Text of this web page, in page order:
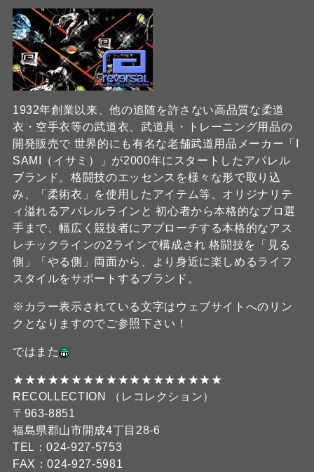
1932年創業以来、他の追随を許さない高品質な柔道
衣・空手衣等の武道衣、武道具・トレーニング用品の
開発販売で 世界的にも有名な老舗武道用品メーカー「I
SAMI（イサミ）」が2000年にスタートしたアパレル
ブランド。格闘技のエッセンスを様々な形で取り込
み、「柔術衣」を使用したアイテム等、オリジナリテ
ィ溢れるアパレルラインと 初心者から本格的なプロ選
手まで、幅広く競技者にアプローチする本格的なアス
レチックラインの2ラインで構成され 格闘技を「見る
側」「やる側」両面から、より身近に楽しめるライフ
スタイルをサポートするブランド。
※カラー表示されている文字はウェブサイトへのリン
クとなりますのでご参照下さい！
ではまた
★★★★★★★★★★★★★★★★★★
RECOLLECTION （レコレクション）
〒963-8851
福島県郡山市開成4丁目28-6
TEL：024-927-5753
FAX：024-927-5981